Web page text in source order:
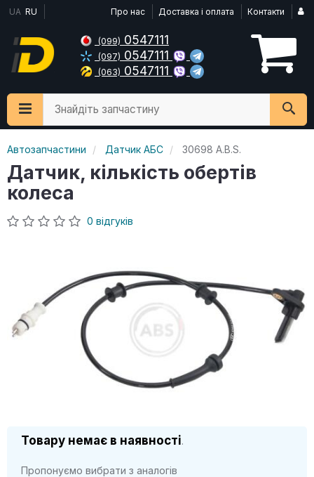
UA RU Про нас Доставка і оплата Контакти
(099) 0547111
(097) 0547111
(063) 0547111
Знайдіть запчастину
Автозапчастини Датчик АБС 30698 A.B.S.
Датчик, кількість обертів
колеса
0 відгуків
Товару немає в наявності.
Пропонуємо вибрати з аналогів